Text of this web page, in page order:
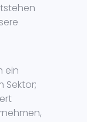
ein
Sektor;